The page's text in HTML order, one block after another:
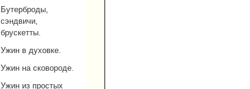
Бутерброды,
сэндвичи,
брускетты.
Ужин в духовке.
Ужин на сковороде.
Ужин из простых